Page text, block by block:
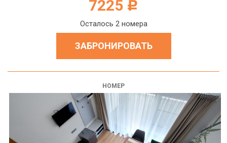
7225 c
Осталось 2 номера
ЗАБРОНИРОВАТЬ
НОМЕР